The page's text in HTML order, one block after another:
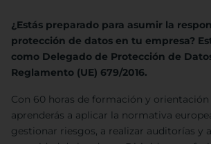
¿Estás preparado para asumir la
protección de datos en tu empresa?
como Delegado de Protección de
Reglamento (UE) 679/2016.
Con 60 horas de formación y orientación
aprenderás a aplicar la normativa
gestionar riesgos, a realizar auditorías y